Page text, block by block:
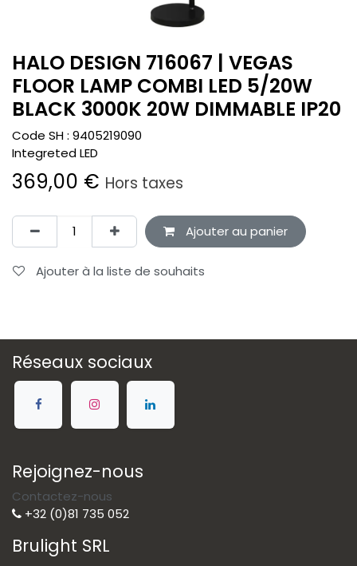
HALO DESIGN 716067 | VEGAS
FLOOR LAMP COMBI LED 5/20W
BLACK 3000K 20W DIMMABLE IP20
Code SH : 9405219090
Integreted LED
369,00 € Hors taxes
Ajouter au panier
Ajouter à la liste de souhaits
Réseaux sociaux
Rejoignez-nous
Contactez-nous
+32 (0)81 735 052
Brulight SRL